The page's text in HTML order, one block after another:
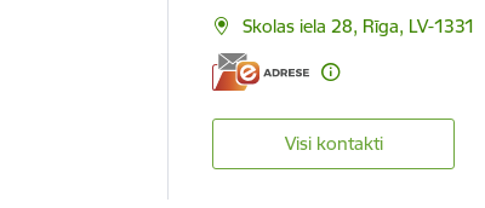
Skolas iela 28, Rīga, LV-1331
Visi kontakti